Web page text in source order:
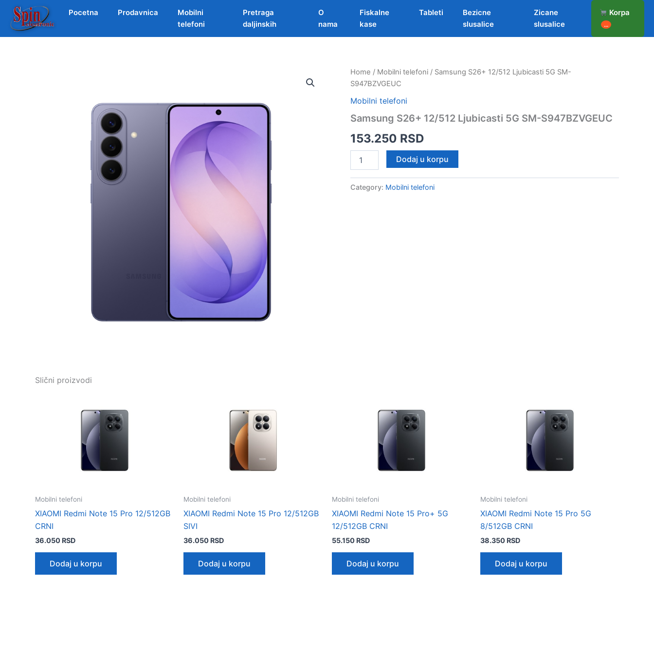
Pocetna Prodavnica
Mobilni
telefoni
Pretraga
daljinskih
O
nama
Fiskalne
kase
Tableti
Bezicne
slusalice
Zicane
slusalice
Korpa
...
Home / Mobilni telefoni / Samsung S26+ 12/512 Ljubicasti 5G SM-
S947BZVGEUC
Mobilni telefoni
Samsung S26+ 12/512 Ljubicasti 5G SM-S947BZVGEUC
153.250 RSD
S26+
Ljubicasti
Dodaj u korpu
Category: Mobilni telefoni
Slični proizvodi
Mobilni telefoni
XIAOMI Redmi Note 15 Pro 12/512GB
CRNI
36.050 RSD
Dodaj u korpu
Mobilni telefoni
XIAOMI Redmi Note 15 Pro 12/512GB
SIVI
36.050 RSD
Dodaj u korpu
Mobilni telefoni
XIAOMI Redmi Note 15 Pro+ 5G
12/512GB CRNI
55.150 RSD
Dodaj u korpu
Mobilni telefoni
XIAOMI Redmi Note 15 Pro 5G
8/512GB CRNI
38.350 RSD
Dodaj u korpu